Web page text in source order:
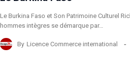
Le Burkina Faso et Son Patrimoine Culturel
hommes intègres se démarque par…
By Licence Commerce international